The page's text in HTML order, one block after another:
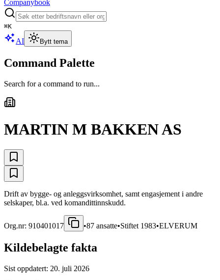
Companybook
⌘K
AI Bytt tema
Command Palette
Search for a command to run...
MARTIN M BAKKEN AS
Drift av bygge- og anleggsvirksomhet, samt engasjement i andre
selskaper, bl.a. ved komandittinnskudd.
Org.nr: 910401017 •87 ansatte•Stiftet 1983•ELVERUM
Kildebelagte fakta
Sist oppdatert: 20. juli 2026